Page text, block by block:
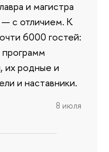
и магистра
с отличием. К
6000 гостей:
программ
их родные и
и наставники.
8 июля